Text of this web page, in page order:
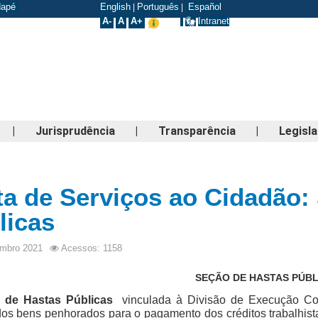
English Português
Español
A- A A+ Intranet
| Jurisprudência | Transparência |
de Serviços ao Cidadão:
2021 Acessos: 1158
SEÇÃO DE HASTAS
de Hastas Públicas
vinculada à Divisão de Execução
bens penhorados para o pagamento dos créditos